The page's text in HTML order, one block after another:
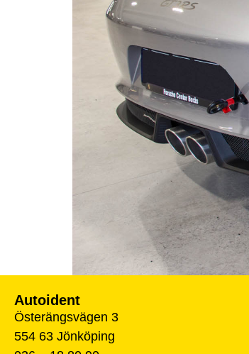
Autoident
Österängsvägen 3
554 63 Jönköping